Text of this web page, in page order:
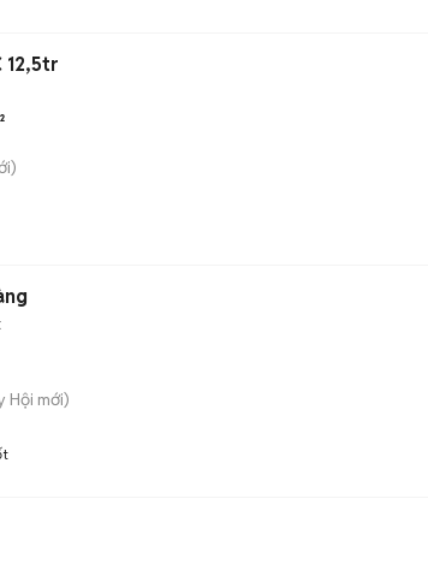
12,5tr
Hội mới)